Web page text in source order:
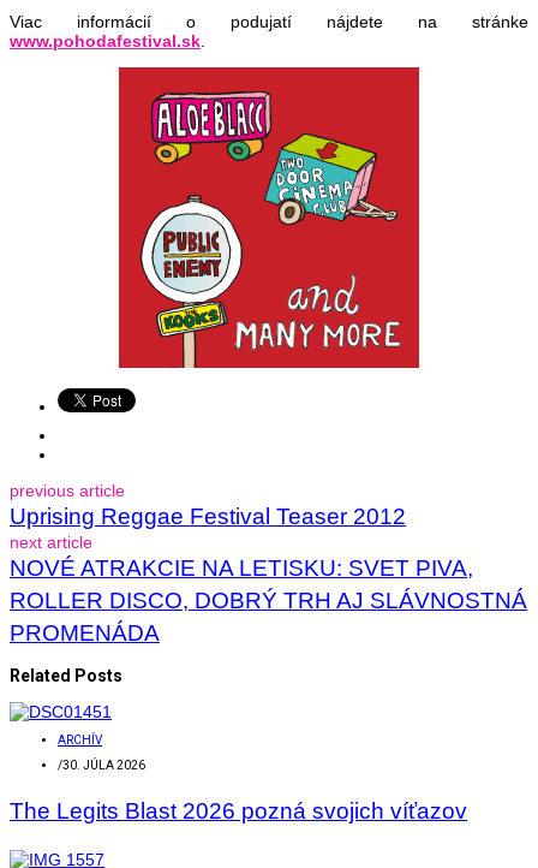
Viac informácií o podujatí nájdete na stránke
www.pohodafestival.sk
previous article
Uprising Reggae Festival Teaser 2012
next article
NOVÉ ATRAKCIE NA LETISKU: SVET PIVA,
ROLLER DISCO, DOBRÝ TRH AJ SLÁVNOSTNÁ
PROMENÁDA
Related Posts
ARCHÍV
/30. JÚLA 2026
The Legits Blast 2026 pozná svojich víťazov